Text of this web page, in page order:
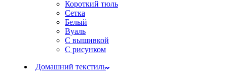
Короткий тюль
Сетка
Белый
Вуаль
С вышивкой
С рисунком
Домашний текстиль